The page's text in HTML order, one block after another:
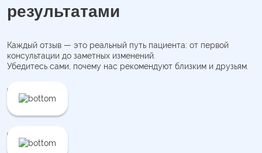
результатами
Каждый отзыв — это реальный путь пациента: от первой
консультации до заметных изменений.
Убедитесь сами, почему нас рекомендуют близким и друзьям.